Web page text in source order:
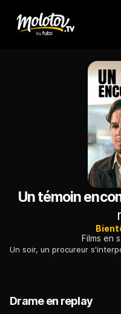
Un témoin
Films en
Drame en replay